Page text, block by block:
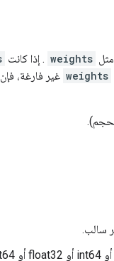
weights . إذا كانت
weights غير فارغة،